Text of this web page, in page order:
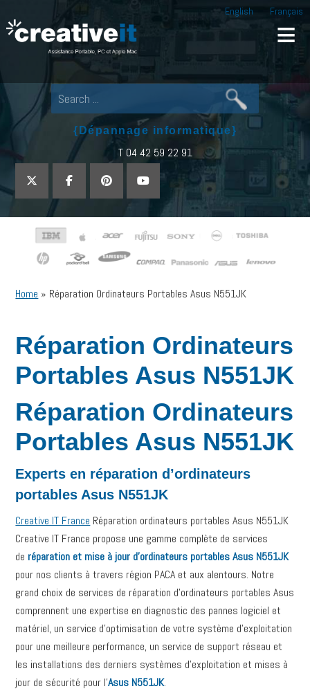
English Français
Creative IT
Pour tout dépannage informatique,
{Dépannage informatique}
T 04 42 59 22 91
Home » Réparation Ordinateurs Portables Asus N551JK
Réparation Ordinateurs
Portables Asus N551JK
Réparation Ordinateurs
Portables Asus N551JK
Experts en réparation d’ordinateurs
portables Asus N551JK
Creative IT France Réparation ordinateurs portables Asus N551JK
Creative IT France propose une gamme complète de services
de réparation et mise à jour d’ordinateurs portables Asus N551JK
pour nos clients à travers région PACA et aux alentours. Notre
grand choix de services de réparation d’ordinateurs portables Asus
comprennent une expertise en diagnostic des pannes logiciel et
matériel, un service d’optimisation de votre système d’exploitation
pour une meilleure performance, un service de support réseau et
les installations des derniers systèmes d’exploitation et mises à
jour de sécurité pour l’Asus N551JK.